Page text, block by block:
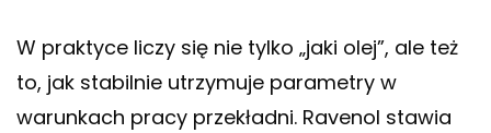
W praktyce liczy się nie tylko „jaki olej”, ale też
to, jak stabilnie utrzymuje parametry w
warunkach pracy przekładni. Ravenol stawia